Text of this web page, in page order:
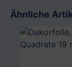
Ähnliche